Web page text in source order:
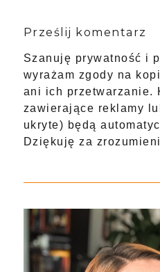
Prześlij komentarz
Szanuję prywatność i
wyrażam zgody na
ani ich przetwarzanie.
zawierające reklamy
ukryte) będą
Dziękuję za